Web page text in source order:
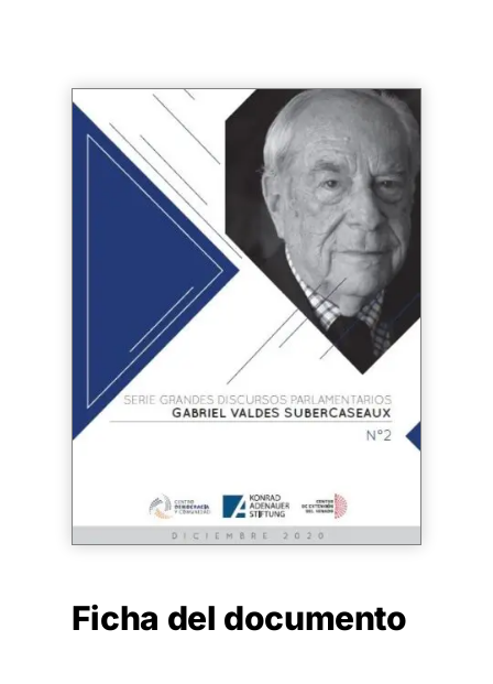
Ficha del documento